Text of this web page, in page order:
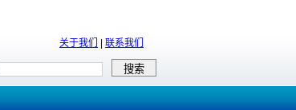
关于我们 联系我们